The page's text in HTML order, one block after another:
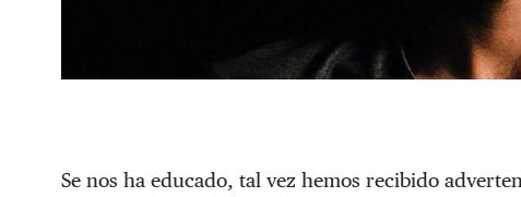
Se nos ha educado, tal vez hemos recibido